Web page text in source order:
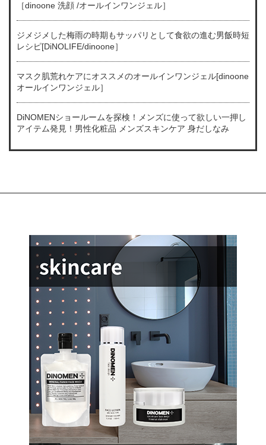
［dinoone 洗顔 /オールインワンジェル］
ジメジメした梅雨の時期もサッパリとして食欲の進む男飯時短
レシピ[DiNOLIFE/dinoone］
マスク肌荒れケアにオススメのオールインワンジェル[dinoone
オールインワンジェル］
DiNOMENショールームを探検！メンズに使って欲しい一押し
アイテム発見！男性化粧品 メンズスキンケア 身だしなみ